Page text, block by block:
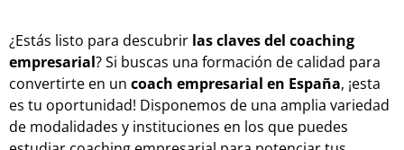
¿Estás listo para descubrir las claves del coaching
empresarial? Si buscas una formación de calidad para
convertirte en un coach empresarial en España, ¡esta
es tu oportunidad! Disponemos de una amplia variedad
de modalidades y instituciones en los que puedes